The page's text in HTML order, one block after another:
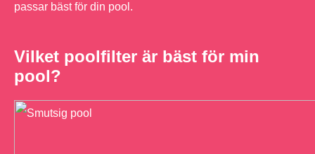
passar bäst för din pool.
Vilket poolfilter är bäst för min
pool?